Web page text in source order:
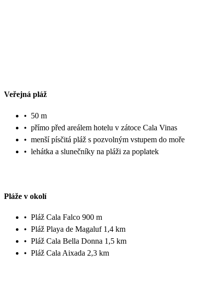
Veřejná pláž
• 50 m
• přímo před areálem hotelu v zátoce Cala Vinas
• menší písčitá pláž s pozvolným vstupem do moře
• lehátka a slunečníky na pláži za poplatek
Pláže v okolí
• Pláž Cala Falco 900 m
• Pláž Playa de Magaluf 1,4 km
• Pláž Cala Bella Donna 1,5 km
• Pláž Cala Aixada 2,3 km